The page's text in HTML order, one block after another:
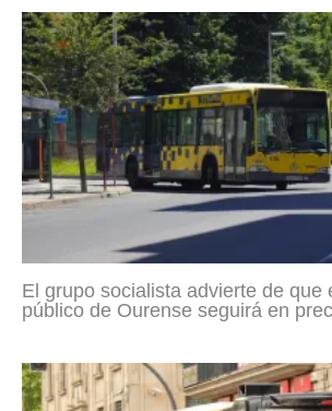
El grupo socialista advierte de que
público de Ourense seguirá en